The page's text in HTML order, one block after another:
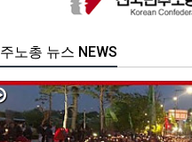
노총 뉴스 NEWS